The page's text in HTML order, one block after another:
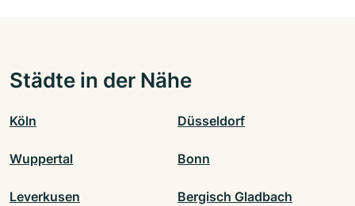
Städte in der Nähe
Köln Düsseldorf
Wuppertal Bonn
Leverkusen Bergisch Gladbach